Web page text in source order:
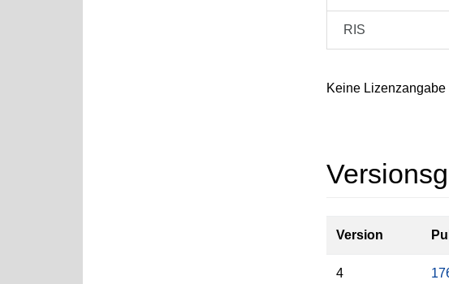
RIS
Keine Lizenzangabe
Version
4